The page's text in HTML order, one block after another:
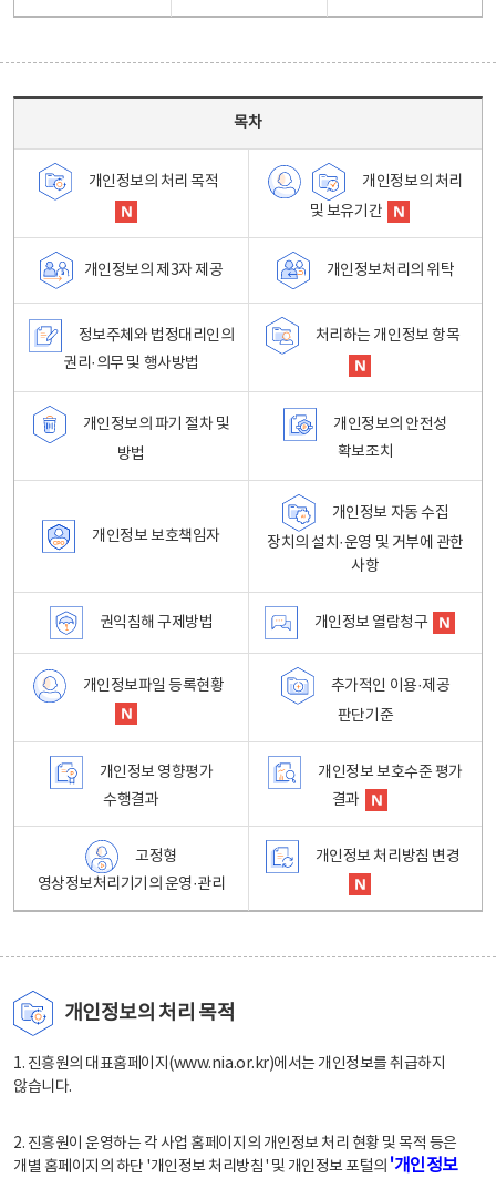
목차
개인정보의 처리 목적
개인정보의 처리
및 보유기간
개인정보의 제3자 제공 개인정보처리의 위탁
정보주체와 법정대리인의
권리·의무 및 행사방법
처리하는 개인정보 항목
개인정보의 파기 절차 및
방법
개인정보의 안전성
확보조치
개인정보 보호책임자
개인정보 자동 수집
장치의 설치·운영 및 거부에 관한
사항
권익침해 구제방법 개인정보 열람청구
개인정보파일 등록현황
추가적인 이용·제공
판단기준
개인정보 영향평가
수행결과
개인정보 보호수준 평가
결과
고정형
영상정보처리기기의 운영·관리
개인정보 처리방침 변경
개인정보의 처리 목적
1. 진흥원의 대표홈페이지(www.nia.or.kr)에서는 개인정보를 취급하지
않습니다.
2. 진흥원이 운영하는 각 사업 홈페이지의 개인정보 처리 현황 및 목적 등은
개별 홈페이지의 하단 '개인정보 처리방침' 및 개인정보 포털의 '개인정보